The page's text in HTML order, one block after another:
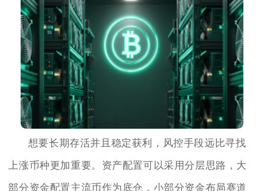
想要长期存活并且稳定获利，风控手段远比寻找
上涨币种更加重要。资产配置可以采用分层思路，大
部分资金配置主流币作为底仓，小部分资金布局赛道